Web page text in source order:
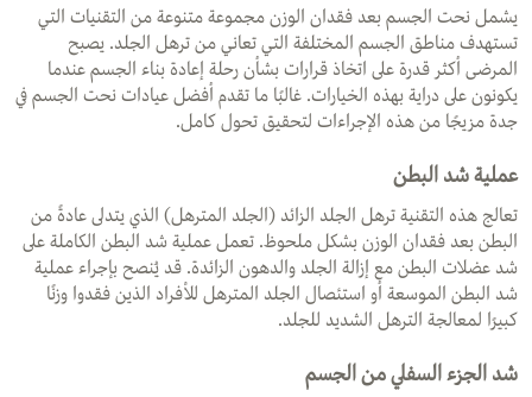
يشمل نحت الجسم بعد فقدان الوزن مجموعة متنوعة من التقنيات التي
تستهدف مناطق الجسم المختلفة التي تعاني من ترهل الجلد. يصبح
المرضى أكثر قدرة على اتخاذ قرارات بشأن رحلة إعادة بناء الجسم عندما
يكونون على دراية بهذه الخيارات. غالبًا ما تقدم أفضل عيادات نحت الجسم في
جدة مزيجًا من هذه الإجراءات لتحقيق تحول كامل.
عملية شد البطن
تعالج هذه التقنية ترهل الجلد الزائد (الجلد المترهل) الذي يتدلى عادةً من
البطن بعد فقدان الوزن بشكل ملحوظ. تعمل عملية شد البطن الكاملة على
شد عضلات البطن مع إزالة الجلد والدهون الزائدة. قد يُنصح بإجراء عملية
شد البطن الموسعة أو استئصال الجلد المترهل للأفراد الذين فقدوا وزنًا
كبيرًا لمعالجة الترهل الشديد للجلد.
شد الجزء السفلي من الجسم